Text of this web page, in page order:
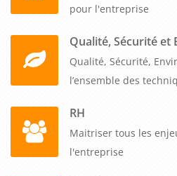
succès.
pour l'entreprise
Qualité, Sécurité et
Qualité, Sécurité,
l’ensemble des
RH
Maitriser tous les
l'entreprise